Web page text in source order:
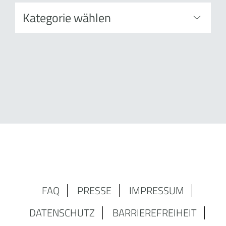
FAQ PRESSE
IMPRESSUM
DATENSCHUTZ
BARRIEREFREIHEIT